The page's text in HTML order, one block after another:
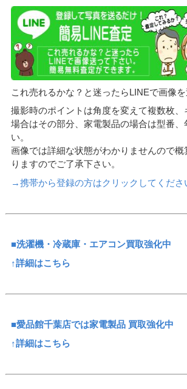
これ売れるかな？と迷ったらLINEで画像を
撮影時のポイントは角度を変えて複数枚、
場合はその部分、家電製品の場合は型番、
い。
画像では詳細な状態がわかりませんので概
りますのでご了承下さい。
→携帯から登録の方はクリックしてくだ
■洗濯機・冷蔵庫・ エアコン買取強化中
↑詳細はこちら
■愛品館千葉店では家電製品 買取強化中
↑詳細はこちら